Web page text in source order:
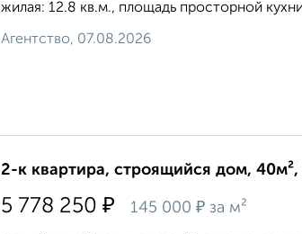
жилая: 12.8 кв.м., площадь просторной
Агентство, 07.08.2026
2-к квартира, строящийся дом,
5 778 250 ₽ 145 000 ₽ за м²